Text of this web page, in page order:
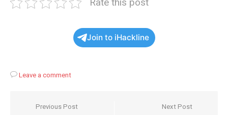
Join to iHackline
Leave a comment
Навигация
Previous Post Next Post